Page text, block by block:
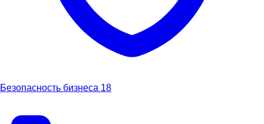
Безопасность бизнеса 18